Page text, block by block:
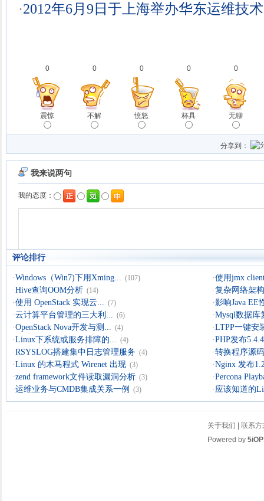
·2012年6月9日于上海举办华东运维技
0
震惊
0
不解
0
愤怒
0
杯具
0
无聊
分享到：
评论排行
·Windows（Win7)下用Xming... (107) ·使用jmx
·Hive查询OOM分析 (14) ·复杂网络架
·使用 OpenStack 实现云... (7) ·影响Java EE
·云计算平台管理的三大利... (6) ·Mysql数据库
·OpenStack Nova开发与测... (4) ·LTPP一键安
·Linux下系统或服务排障的... (4) ·PHP发布
·RSYSLOG搭建集中日志管理服务 (4) ·转换程序源
·Linux 的木马程式 Wirenet 出现 (3) ·Nginx 发布
·zend framework文件读取漏洞分析 (3) ·Percona
·运维业务与CMDB集成关系一例 (3) · 应该知道的
关于我们
联系方
Powered by